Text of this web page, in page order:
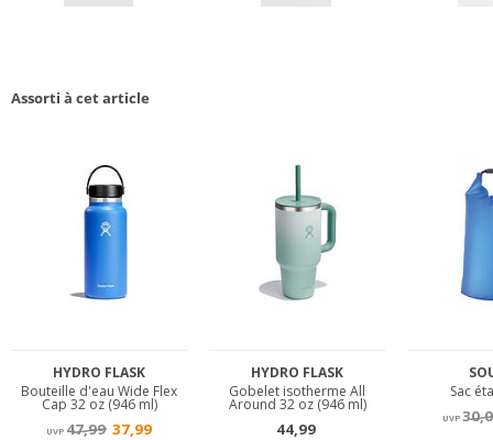
Assorti à cet article